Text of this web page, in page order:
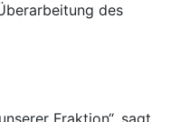
des
Fraktion“, sagt